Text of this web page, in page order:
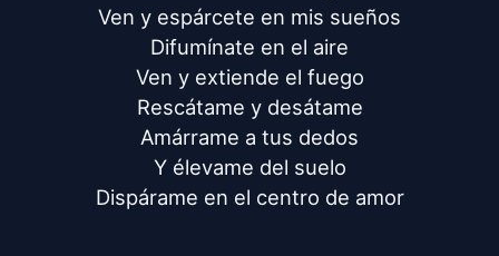
Ven y espárcete en mis sueños
Difumínate en el aire
Ven y extiende el fuego
Rescátame y desátame
Amárrame a tus dedos
Y élevame del suelo
Dispárame en el centro de amor